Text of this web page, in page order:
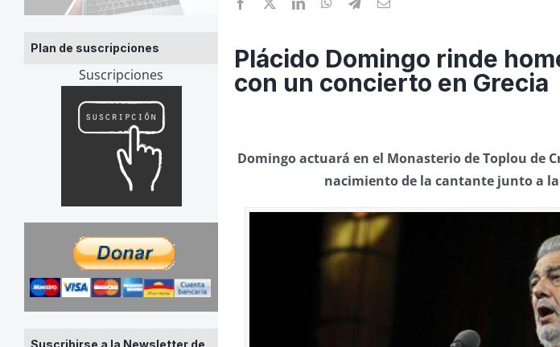
Plan de suscripciones
Suscripciones
Suscribirse a la Newsletter de
Plácido Domingo rinde
con un concierto en Grecia
Domingo actuará en el Monasterio de Toplou de
nacimiento de la cantante junto a